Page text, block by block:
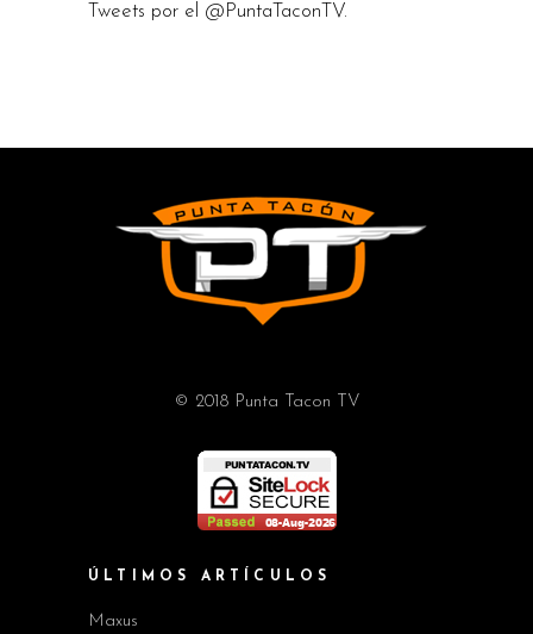
Tweets por el @PuntaTaconTV.
© 2018 Punta Tacon TV
ÚLTIMOS ARTÍCULOS
Maxus